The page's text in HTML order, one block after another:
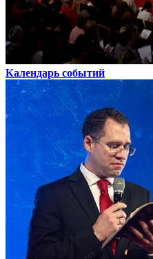
Календарь событий